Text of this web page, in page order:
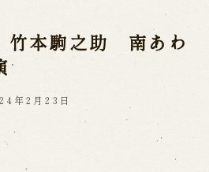
ついて
座員紹介
路師匠
立ち
した人々
受け継いで
本駒之助 南あわ
年2月23日